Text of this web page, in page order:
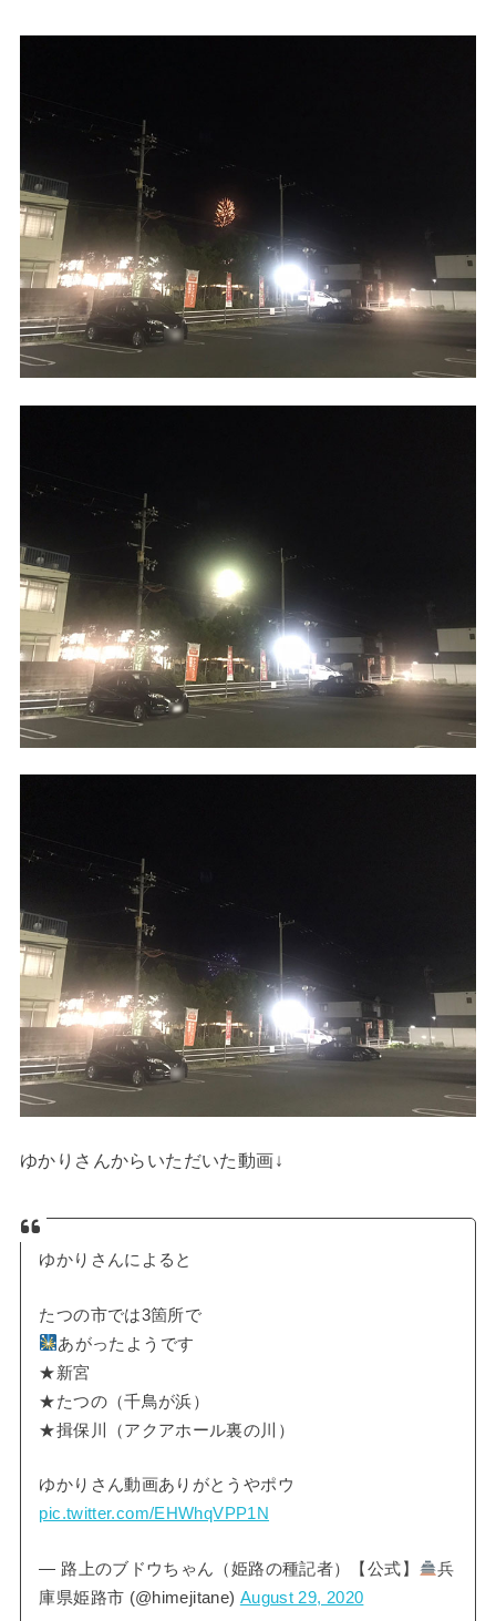
ゆかりさんからいただいた動画↓
ゆかりさんによると
たつの市では3箇所で
あがったようです
★新宮
★たつの（千鳥が浜）
★揖保川（アクアホール裏の川）
ゆかりさん動画ありがとうやポウ
pic.twitter.com/EHWhqVPP1N
— 路上のブドウちゃん（姫路の種記者）【公式】
兵
庫県姫路市 (@himejitane) August 29, 2020